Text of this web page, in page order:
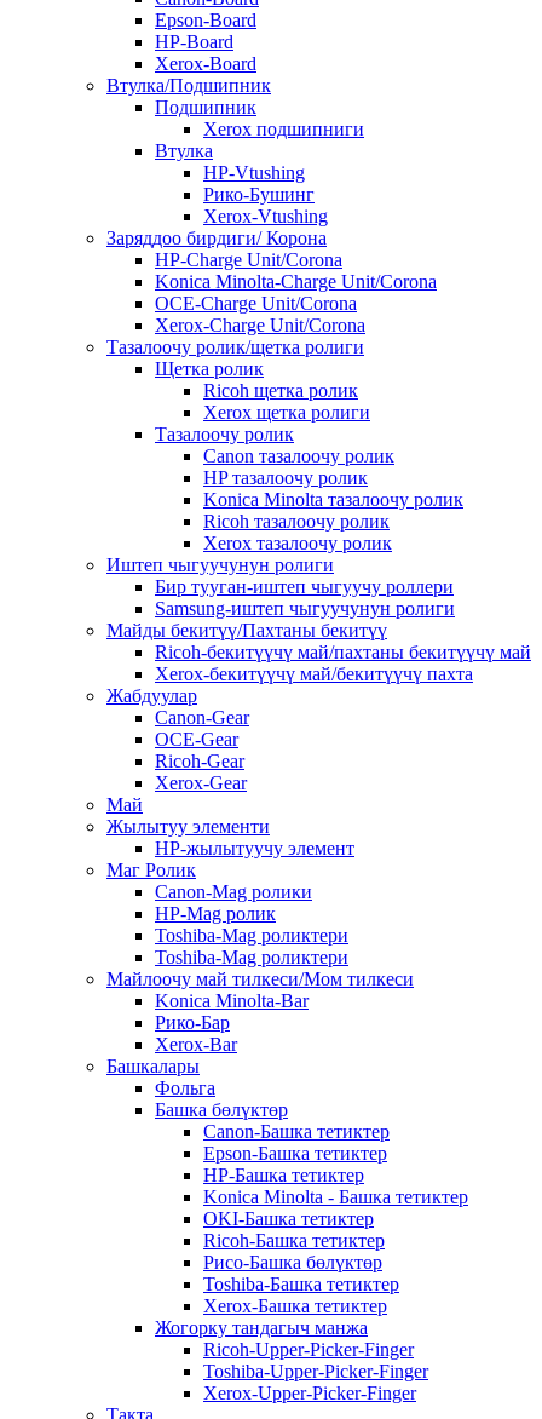
Epson-Board
HP-Board
Xerox-Board
Втулка/Подшипник
Подшипник
Xerox подшипниги
Втулка
HP-Vtushing
Рико-Бушинг
Xerox-Vtushing
Заряддоо бирдиги/ Корона
HP-Charge Unit/Corona
Konica Minolta-Charge Unit/Corona
OCE-Charge Unit/Corona
Xerox-Charge Unit/Corona
Тазалоочу ролик/щетка ролиги
Щетка ролик
Ricoh щетка ролик
Xerox щетка ролиги
Тазалоочу ролик
Canon тазалоочу ролик
HP тазалоочу ролик
Konica Minolta тазалоочу ролик
Ricoh тазалоочу ролик
Xerox тазалоочу ролик
Иштеп чыгуучунун ролиги
Бир тууган-иштеп чыгуучу роллери
Samsung-иштеп чыгуучунун ролиги
Майды бекитүү/Пахтаны бекитүү
Ricoh-бекитүүчү май/пахтаны бекитүүчү май
Xerox-бекитүүчү май/бекитүүчү пахта
Жабдуулар
Canon-Gear
OCE-Gear
Ricoh-Gear
Xerox-Gear
Май
Жылытуу элементи
HP-жылытуучу элемент
Маг Ролик
Canon-Mag ролики
HP-Mag ролик
Toshiba-Mag роликтери
Toshiba-Mag роликтери
Майлоочу май тилкеси/Мом тилкеси
Konica Minolta-Bar
Рико-Бар
Xerox-Bar
Башкалары
Фольга
Башка бөлүктөр
Canon-Башка тетиктер
Epson-Башка тетиктер
HP-Башка тетиктер
Konica Minolta - Башка тетиктер
OKI-Башка тетиктер
Ricoh-Башка тетиктер
Рисо-Башка бөлүктөр
Toshiba-Башка тетиктер
Xerox-Башка тетиктер
Жогорку тандагыч манжа
Ricoh-Upper-Picker-Finger
Toshiba-Upper-Picker-Finger
Xerox-Upper-Picker-Finger
Такта